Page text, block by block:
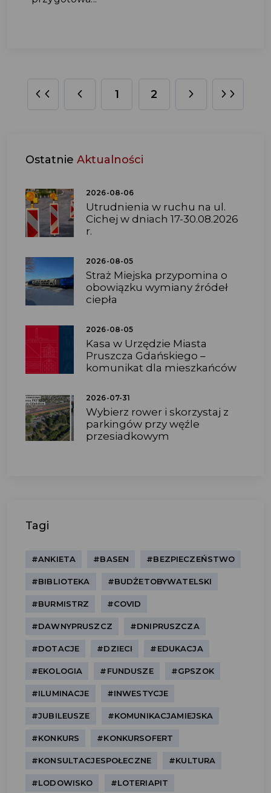
1 2
Ostatnie Aktualności
2026-08-06
Utrudnienia w ruchu na ul.
Cichej w dniach 17-30.08.2026
r.
2026-08-05
Straż Miejska przypomina o
obowiązku wymiany źródeł
ciepła
2026-08-05
Kasa w Urzędzie Miasta
Pruszcza Gdańskiego –
komunikat dla mieszkańców
2026-07-31
Wybierz rower i skorzystaj z
parkingów przy węźle
przesiadkowym
Tagi
#ANKIETA #BASEN #BEZPIECZEŃSTWO
#BIBLIOTEKA #BUDŻETOBYWATELSKI
#BURMISTRZ #COVID
#DAWNYPRUSZCZ #DNIPRUSZCZA
#DOTACJE #DZIECI #EDUKACJA
#EKOLOGIA #FUNDUSZE #GPSZOK
#ILUMINACJE #INWESTYCJE
#JUBILEUSZE #KOMUNIKACJAMIEJSKA
#KONKURS #KONKURSOFERT
#KONSULTACJESPOŁECZNE #KULTURA
#LODOWISKO #LOTERIAPIT